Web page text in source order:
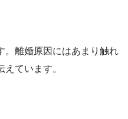
。離婚原因にはあまり触れ
ています。